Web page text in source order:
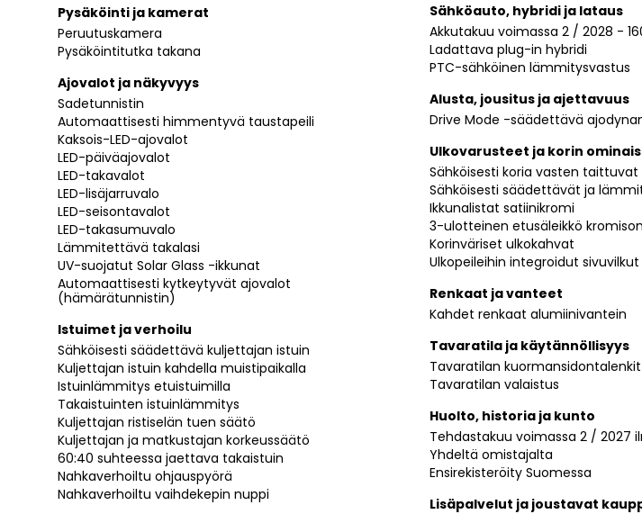
Pysäköinti ja kamerat
Peruutuskamera
Pysäköintitutka takana
Ajovalot ja näkyvyys
Sadetunnistin
Automaattisesti himmentyvä taustapeili
Kaksois-LED-ajovalot
LED-päiväajovalot
LED-takavalot
LED-lisäjarruvalo
LED-seisontavalot
LED-takasumuvalo
Lämmitettävä takalasi
UV-suojatut Solar Glass -ikkunat
Automaattisesti kytkeytyvät ajovalot
(hämärätunnistin)
Istuimet ja verhoilu
Sähköisesti säädettävä kuljettajan istuin
Kuljettajan istuin kahdella muistipaikalla
Istuinlämmitys etuistuimilla
Takaistuinten istuinlämmitys
Kuljettajan ristiselän tuen säätö
Kuljettajan ja matkustajan korkeussäätö
60:40 suhteessa jaettava takaistuin
Nahkaverhoiltu ohjauspyörä
Nahkaverhoiltu vaihdekepin nuppi
Sähköauto, hybridi ja lataus
Akkutakuu voimassa 2 / 2028 -
Ladattava plug-in hybridi
PTC-sähköinen lämmitysvastus
Alusta, jousitus ja ajettavuus
Drive Mode -säädettävä
Ulkovarusteet ja korin
Sähköisesti koria vasten taittuvat
Sähköisesti säädettävät ja
Ikkunalistat satiinikromi
3-ulotteinen etusäleikkö
Korinväriset ulkokahvat
Ulkopeileihin integroidut sivuvilkut
Renkaat ja vanteet
Kahdet renkaat alumiinivantein
Tavaratila ja käytännöllisyys
Tavaratilan kuormansidontalenkit
Tavaratilan valaistus
Huolto, historia ja kunto
Tehdastakuu voimassa 2 / 2027
Yhdeltä omistajalta
Ensirekisteröity Suomessa
Lisäpalvelut ja joustavat